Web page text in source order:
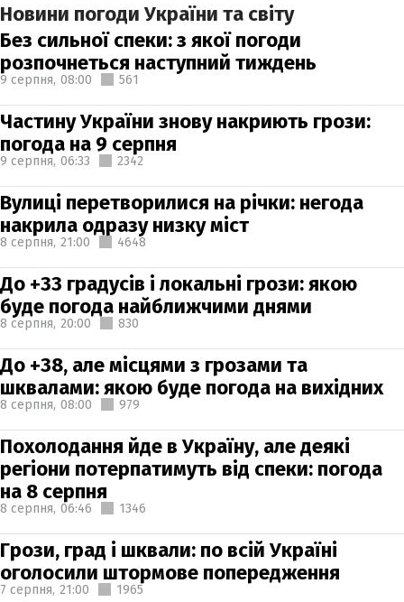
Новини погоди України та світу
Без сильної спеки: з якої погоди
розпочнеться наступний тиждень
9 серпня, 08:00 561
Частину України знову накриють грози:
погода на 9 серпня
9 серпня, 06:33 2342
Вулиці перетворилися на річки: негода
накрила одразу низку міст
8 серпня, 21:00 4648
До +33 градусів і локальні грози: якою
буде погода найближчими днями
8 серпня, 20:00 830
До +38, але місцями з грозами та
шквалами: якою буде погода на вихідних
8 серпня, 08:00 979
Похолодання йде в Україну, але деякі
регіони потерпатимуть від спеки: погода
на 8 серпня
8 серпня, 06:46 1346
Грози, град і шквали: по всій Україні
оголосили штормове попередження
7 серпня, 21:00 1965